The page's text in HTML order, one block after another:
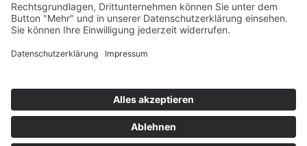
Freitag :
08:00 Uhr - 15:30 Uhr